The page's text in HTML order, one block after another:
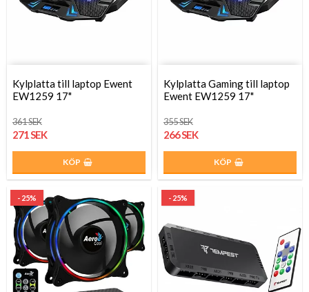
Kylplatta till laptop Ewent
EW1259 17"
361 SEK
271 SEK
KÖP
Kylplatta Gaming till laptop
Ewent EW1259 17"
355 SEK
266 SEK
KÖP
- 25% - 25%